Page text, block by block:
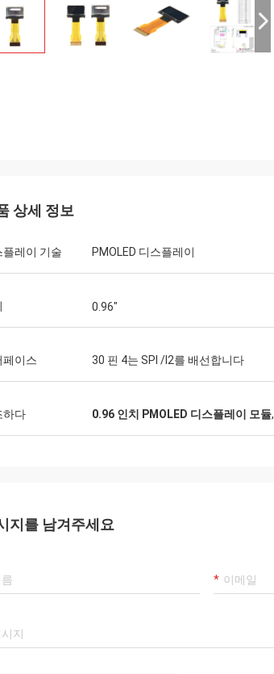
는 원형 디스플레이를 사용하기 시작
다. 이제 우리는 제품을 통해 그것을
한 작업이 필요합니다. 하지만 이것은
엔지니어들의 작업입니다.질문이 있
상세 정보
플레이 기술 PMOLED 디스플레이
0.96"
페이스 30 핀 4는 SPI /I2를 배선합니다
하다 0.96 인치 PMOLED 디스플레이 모듈,
지를 남겨주세요